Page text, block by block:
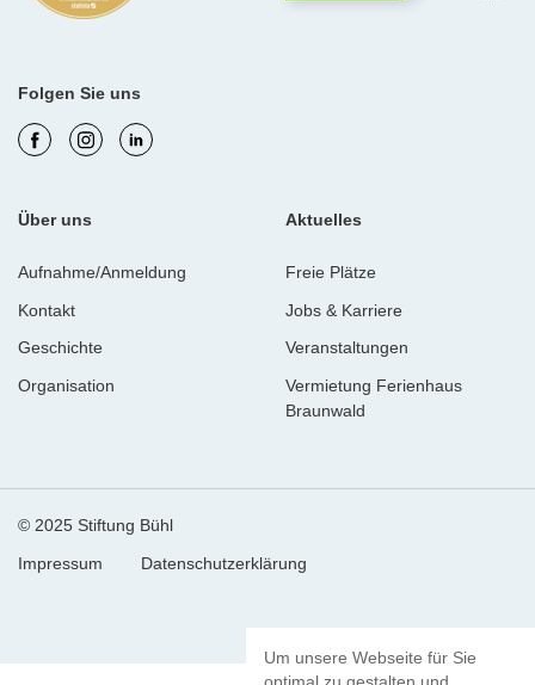
Um unsere Webseite für Sie
Folgen Sie uns
Über uns
Aufnahme/Anmeldung
Kontakt
Geschichte
Organisation
Aktuelles
Freie Plätze
Jobs & Karriere
Veranstaltungen
Vermietung Ferienhaus
Braunwald
© 2025 Stiftung Bühl
Impressum
Datenschutzerklärung